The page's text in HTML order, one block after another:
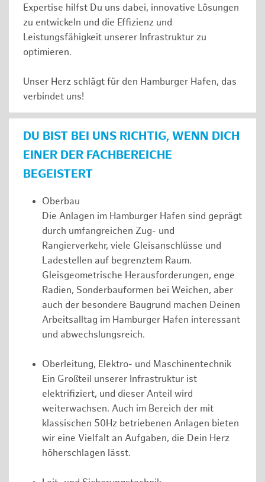
Expertise hilfst Du uns dabei, innovative Lösungen
zu entwickeln und die Effizienz und
Leistungsfähigkeit unserer Infrastruktur zu
optimieren.
Unser Herz schlägt für den Hamburger Hafen, das
verbindet uns!
DU BIST BEI UNS RICHTIG, WENN DICH
EINER DER FACHBEREICHE
BEGEISTERT
Oberbau
Die Anlagen im Hamburger Hafen sind geprägt
durch umfangreichen Zug- und
Rangierverkehr, viele Gleisanschlüsse und
Ladestellen auf begrenztem Raum.
Gleisgeometrische Herausforderungen, enge
Radien, Sonderbauformen bei Weichen, aber
auch der besondere Baugrund machen Deinen
Arbeitsalltag im Hamburger Hafen interessant
und abwechslungsreich.
Oberleitung, Elektro- und Maschinentechnik
Ein Großteil unserer Infrastruktur ist
elektrifiziert, und dieser Anteil wird
weiterwachsen. Auch im Bereich der mit
klassischen 50Hz betriebenen Anlagen bieten
wir eine Vielfalt an Aufgaben, die Dein Herz
höherschlagen lässt.